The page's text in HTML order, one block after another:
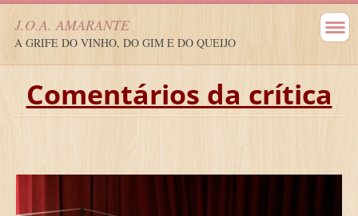
J.O.A. AMARANTE
A GRIFE DO VINHO, DO GIM E DO QUEIJO
Comentários da crítica